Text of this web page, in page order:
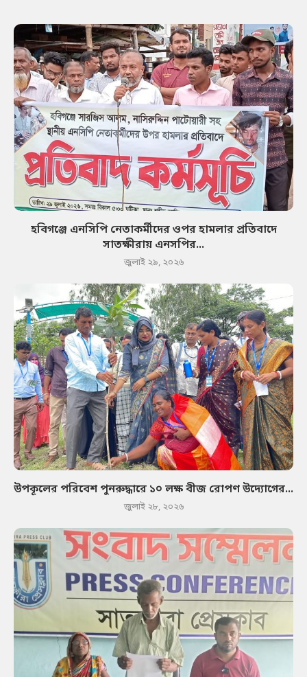
হবিগঞ্জে এনসিপি নেতাকর্মীদের ওপর হামলার প্রতিবাদে
সাতক্ষীরায় এনসপির...
জুলাই ২৯, ২০২৬
উপকূলের পরিবেশ পুনরুদ্ধারে ১০ লক্ষ বীজ রোপণ উদ্যোগের...
জুলাই ২৮, ২০২৬